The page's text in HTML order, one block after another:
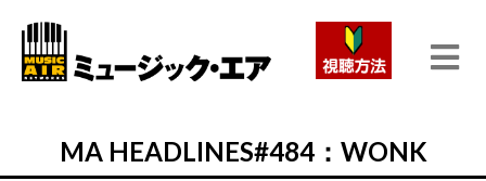
MA HEADLINES#484：WONK